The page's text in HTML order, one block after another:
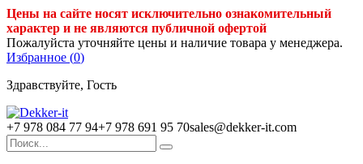
Цены на сайте носят исключительно ознакомительный
характер и не являются публичной офертой
Пожалуйста уточняйте цены и наличие товара у менеджера.
Избранное (0)
Здравствуйте, Гость
+7 978 084 77 94+7 978 691 95 70sales@dekker-it.com